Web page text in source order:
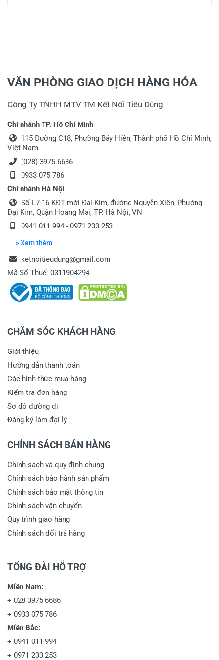
VĂN PHÒNG GIAO DỊCH HÀNG HÓA
Công Ty TNHH MTV TM Kết Nối Tiêu Dùng
Chi nhánh TP. Hồ Chí Minh
115 Đường C18, Phường Bảy Hiền, Thành phố Hồ Chí Minh,
Việt Nam
(028) 3975 6686
0933 075 786
Chi nhánh Hà Nội
Số L7-16 KĐT mới Đại Kim, đường Nguyễn Xiển, Phường
Đại Kim, Quận Hoàng Mai, TP. Hà Nội, VN
0941 011 994 - 0971 233 253
» Xem thêm
ketnoitieudung@gmail.com
Mã Số Thuế: 0311904294
CHĂM SÓC KHÁCH HÀNG
Giới thiệu
Hướng dẫn thanh toán
Các hình thức mua hàng
Kiểm tra đơn hàng
Sơ đồ đường đi
Đăng ký làm đại lý
CHÍNH SÁCH BÁN HÀNG
Chính sách và quy định chung
Chính sách bảo hành sản phẩm
Chính sách bảo mật thông tin
Chính sách vận chuyển
Quy trình giao hàng
Chính sách đổi trả hàng
TỔNG ĐÀI HỖ TRỢ
Miền Nam:
+ 028 3975 6686
+ 0933 075 786
Miền Bắc:
+ 0941 011 994
+ 0971 233 253